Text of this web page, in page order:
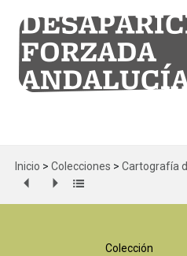
Inicio > Colecciones > Cartografía
Colección